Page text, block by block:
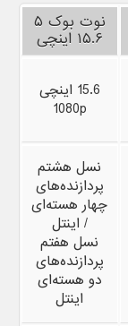
نوت بوک ۵
۱۵.۶ اینچی
15.6 اینچی
1080p
نسل هشتم
پردازنده‌های
چهار هسته‌ای
/ اینتل
نسل هفتم
پردازنده‌های
دو هسته‌ای
اینتل